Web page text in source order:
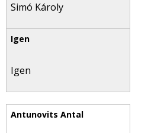
Simó Károly
Igen